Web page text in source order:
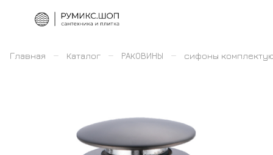
Главная – Каталог – РАКОВИНЫ – сифоны